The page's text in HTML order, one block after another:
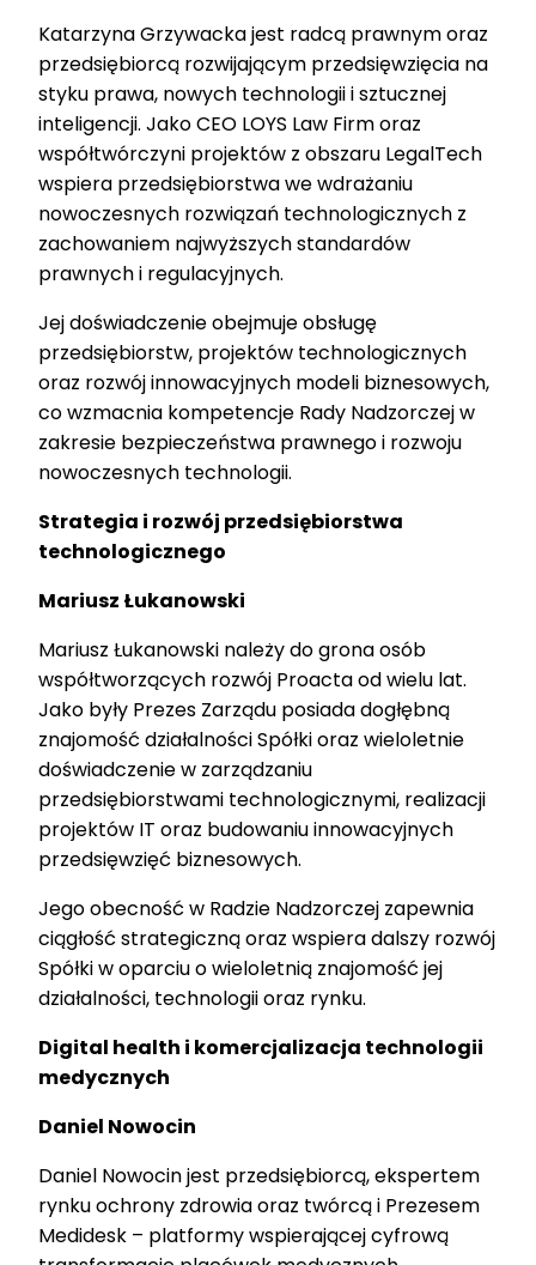
Katarzyna Grzywacka jest radcą prawnym oraz
przedsiębiorcą rozwijającym przedsięwzięcia na
styku prawa, nowych technologii i sztucznej
inteligencji. Jako CEO LOYS Law Firm oraz
współtwórczyni projektów z obszaru LegalTech
wspiera przedsiębiorstwa we wdrażaniu
nowoczesnych rozwiązań technologicznych z
zachowaniem najwyższych standardów
prawnych i regulacyjnych.
Jej doświadczenie obejmuje obsługę
przedsiębiorstw, projektów technologicznych
oraz rozwój innowacyjnych modeli biznesowych,
co wzmacnia kompetencje Rady Nadzorczej w
zakresie bezpieczeństwa prawnego i rozwoju
nowoczesnych technologii.
Strategia i rozwój przedsiębiorstwa
technologicznego
Mariusz Łukanowski
Mariusz Łukanowski należy do grona osób
współtworzących rozwój Proacta od wielu lat.
Jako były Prezes Zarządu posiada dogłębną
znajomość działalności Spółki oraz wieloletnie
doświadczenie w zarządzaniu
przedsiębiorstwami technologicznymi, realizacji
projektów IT oraz budowaniu innowacyjnych
przedsięwzięć biznesowych.
Jego obecność w Radzie Nadzorczej zapewnia
ciągłość strategiczną oraz wspiera dalszy rozwój
Spółki w oparciu o wieloletnią znajomość jej
działalności, technologii oraz rynku.
Digital health i komercjalizacja technologii
medycznych
Daniel Nowocin
Daniel Nowocin jest przedsiębiorcą, ekspertem
rynku ochrony zdrowia oraz twórcą i Prezesem
Medidesk – platformy wspierającej cyfrową